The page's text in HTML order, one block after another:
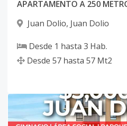
Juan Dolio, Juan Dolio
Desde 1 hasta 3 Hab.
Desde 57 hasta 57 Mt2